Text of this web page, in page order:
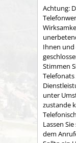
Achtung:
Ihnen
Stimmen
unter
zustande
Lassen
dem